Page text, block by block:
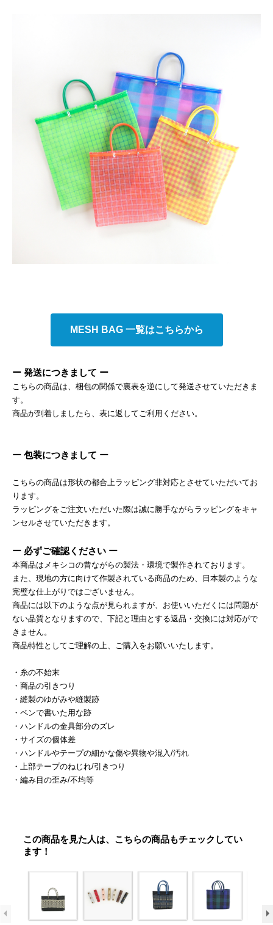
MESH BAG 一覧はこちらから
ー 発送につきまして ー
こちらの商品は、梱包の関係で裏表を逆にして発送させていただきま
す。
商品が到着しましたら、表に返してご利用ください。
ー 包装につきまして ー
こちらの商品は形状の都合上ラッピング非対応とさせていただいてお
ります。
ラッピングをご注文いただいた際は誠に勝手ながらラッピングをキャ
ンセルさせていただきます。
ー 必ずご確認ください ー
本商品はメキシコの昔ながらの製法・環境で製作されております。
また、現地の方に向けて作製されている商品のため、日本製のような
完璧な仕上がりではございません。
商品には以下のような点が見られますが、お使いいただくには問題が
ない品質となりますので、下記と理由とする返品・交換には対応がで
きません。
商品特性としてご理解の上、ご購入をお願いいたします。
・糸の不始末
・商品の引きつり
・縫製のゆがみや縫製跡
・ペンで書いた用な跡
・ハンドルの金具部分のズレ
・サイズの個体差
・ハンドルやテープの細かな傷や異物や混入/汚れ
・上部テープのねじれ/引きつり
・編み目の歪み/不均等
この商品を見た人は、こちらの商品もチェックしてい
ます！